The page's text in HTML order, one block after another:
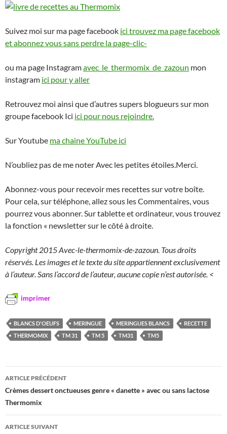
Suivez moi sur ma page facebook ici trouvez ma page facebook
et abonnez vous sans perdre la page-clic-
ou ma page Instagramavec_le_thermomix_de_zazoun mon
instagram ici pour y aller
Retrouvez moi ainsi que d’autres supers blogueurs sur mon
groupe facebook Ici ici pour nous rejoindre.
Sur Youtube ma chaine YouTube ici
N’oubliez pas de me noter Avec les petites étoiles.Merci.
Abonnez-vous pour recevoir mes recettes sur votre boîte.
Pour cela, sur téléphone, allez sous les Commentaires, vous
pourrez vous abonner. Sur tablette et ordinateur, vous trouvez
la fonction « newsletter sur le côté à droite.
Copyright 2015 Avec-le-thermomix-de-zazoun. Tous droits
réservés. Les images et le texte du site appartiennent exclusivement
à l’auteur. Sans l’accord de l’auteur, aucune copie n’est autorisée. <
imprimer
BLANCS D'OEUFS MERINGUE MERINGUES BLANCS
RECETTE
THERMOMIX
TM 31 TM 5 TM31 TM5
Navigation
des
articles
ARTICLE PRÉCÉDENT
Crèmes dessert onctueuses genre « danette » avec ou sans lactose
Thermomix
ARTICLE SUIVANT